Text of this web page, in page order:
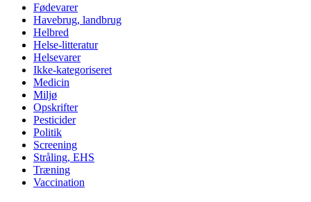
Fødevarer
Havebrug, landbrug
Helbred
Helse-litteratur
Helsevarer
Ikke-kategoriseret
Medicin
Miljø
Opskrifter
Pesticider
Politik
Screening
Stråling, EHS
Træning
Vaccination